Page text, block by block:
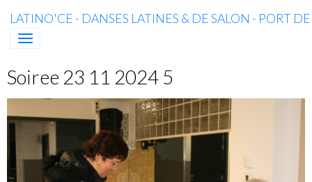
LATINO'CE - DANSES LATINES & DE SALON - PORT
Soiree 23 11 2024 5